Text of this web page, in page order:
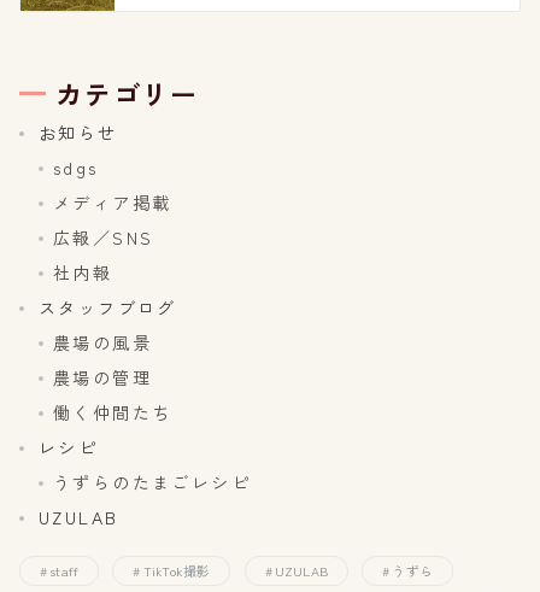
カテゴリー
お知らせ
sdgs
メディア掲載
広報／SNS
社内報
スタッフブログ
農場の風景
農場の管理
働く仲間たち
レシピ
うずらのたまごレシピ
UZULAB
staff TikTok撮影 UZULAB うずら